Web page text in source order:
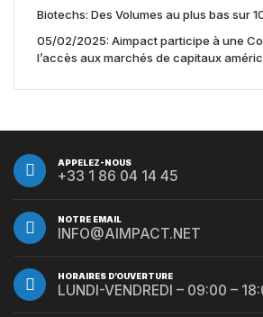
Biotechs: Des Volumes au plus bas sur
05/02/2025: Aimpact participe à une
l’accès aux marchés de capitaux
APPELEZ-NOUS
+33 1 86 04 14 45
NOTRE EMAIL
INFO@AIMPACT.NET
HORAIRES D’OUVERTURE
LUNDI-VENDREDI – 09:00 –